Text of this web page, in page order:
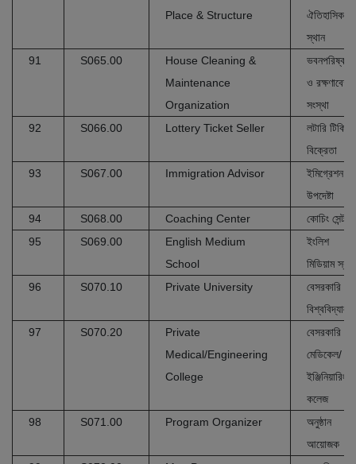
Place & Structure
ঐতিহাসিক
স্থান
91
S065.00
House Cleaning &
Maintenance
Organization
ভবনপরিষ্কার
ও রক্ষণাবেক্ষণ
সংস্থা
92
S066.00 Lottery Ticket Seller
লটারি টিকিট
বিক্রেতা
93
S067.00 Immigration Advisor
ইমিগ্রেশন
উপদেষ্টা
94
S068.00 Coaching Center
কোচিং সেন্টার
95
S069.00
English Medium
School
ইংলিশ
মিডিয়াম স্কুল
96
S070.10 Private University
বেসরকারি
বিশ্ববিদ্যালয়
97
S070.20
Private
Medical/Engineering
College
বেসরকারি
মেডিকেল/
ইঞ্জিনিয়ারিং
কলেজ
98
S071.00 Program Organizer
অনুষ্ঠান
আয়োজক